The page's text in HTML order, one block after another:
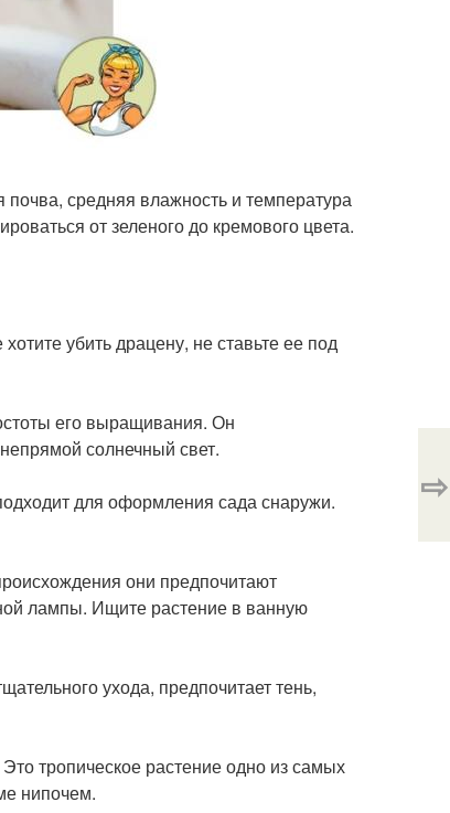
средняя влажность и температура
от зеленого до кремового цвета.
убить драцену, не ставьте ее под
его выращивания. Он
солнечный свет.
для оформления сада снаружи.
они предпочитают
лампы. Ищите растение в ванную
ухода, предпочитает тень,
тропическое растение одно из самых
нипочем.
⇨